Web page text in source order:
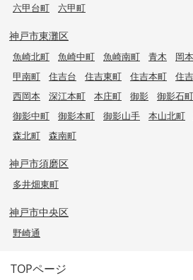
六甲台町
六甲町
神戸市東灘区
魚崎北町 魚崎中町 魚崎南町 青木 岡本
甲南町
住吉台 住吉東町 住吉本町 住
西岡本
深江本町 本庄町 御影 御影石町
御影中町
御影本町 御影山手 本山北町
森北町
森南町
神戸市須磨区
多井畑東町
神戸市中央区
野崎通
TOPページ